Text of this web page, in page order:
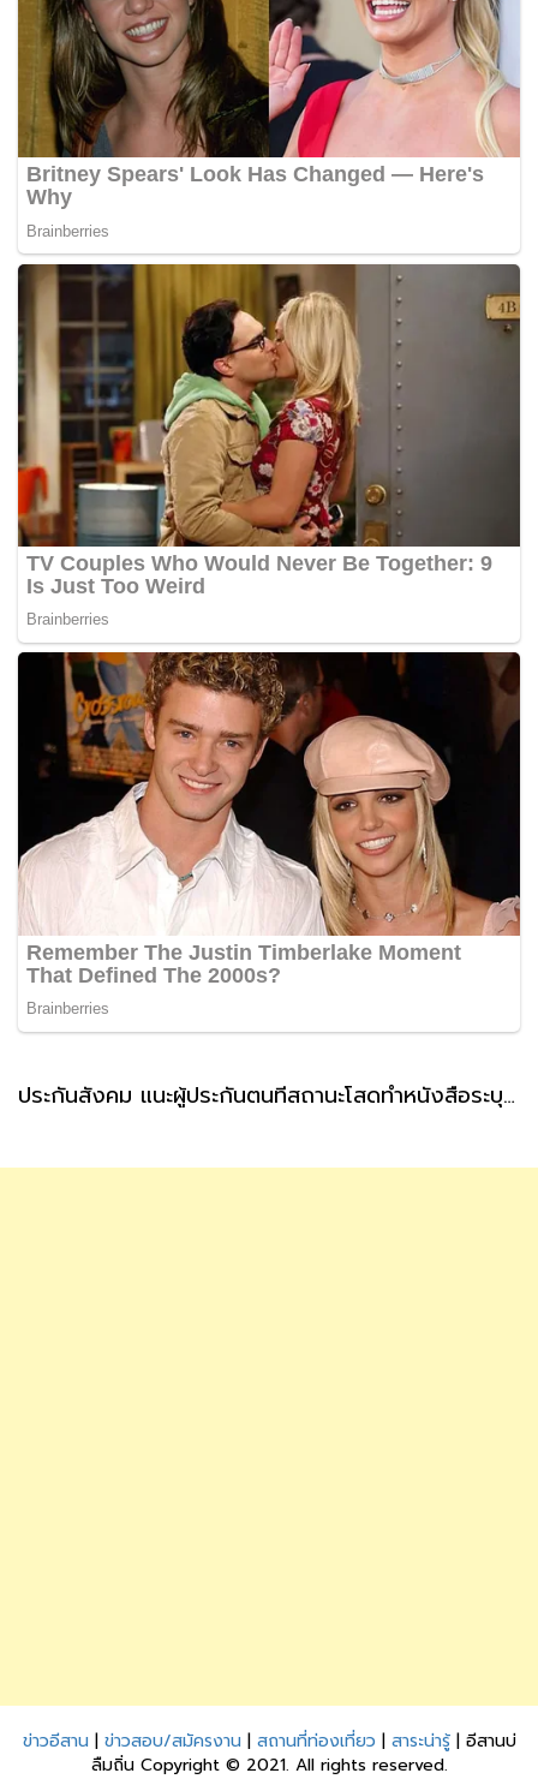
ประกันสังคม แนะผู้ประกันตนที่สถานะโสดทำหนังสือระบุผู้รับเงินสงเคราะห์ กรณีตายล่วงหน้า
ข่าวอีสาน | ข่าวสอบ/สมัครงาน | สถานที่ท่องเที่ยว | สาระน่ารู้| อีสานบ่
ลืมถิ่น Copyright © 2021. All rights reserved.